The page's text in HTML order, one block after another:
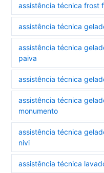
assistência técnica frost
assistência técnica
assistência técnica
paiva
assistência técnica
assistência técnica
monumento
assistência técnica
nivi
assistência técnica